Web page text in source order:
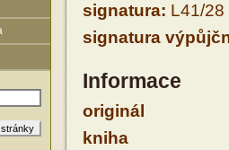
signatura: L41/28
signatura
Informace
originál
kniha